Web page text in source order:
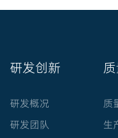
研发创新
研发概况
研发团队
质
生